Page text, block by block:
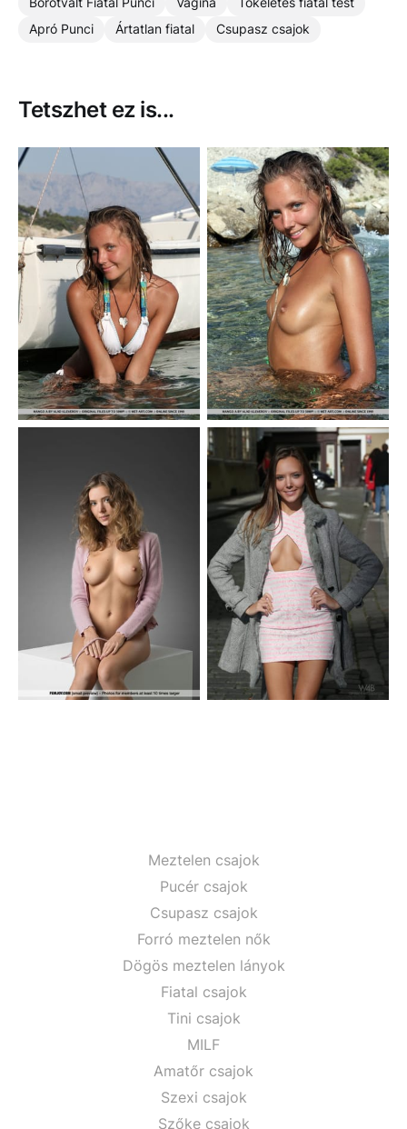
Borotvált Fiatal Punci
Vagina
Tökéletes fiatal test
Apró Punci
Ártatlan fiatal Csupasz csajok
Tetszhet ez is...
Meztelen csajok
Pucér csajok
Csupasz csajok
Forró meztelen nők
Dögös meztelen lányok
Fiatal csajok
Tini csajok
MILF
Amatőr csajok
Szexi csajok
Szőke csajok